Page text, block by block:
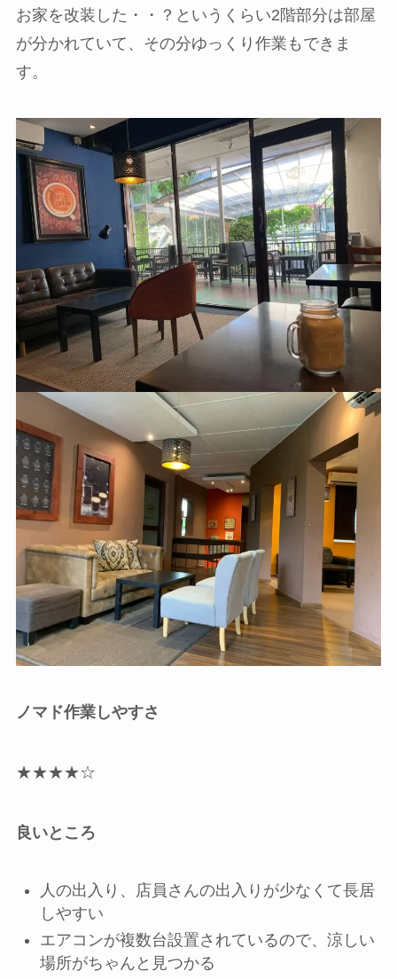
お家を改装した・・？というくらい2階部分は部屋
が分かれていて、その分ゆっくり作業もできま
す。
ノマド作業しやすさ
★★★★☆
良いところ
人の出入り、店員さんの出入りが少なくて長居
しやすい
エアコンが複数台設置されているので、涼しい
場所がちゃんと見つかる